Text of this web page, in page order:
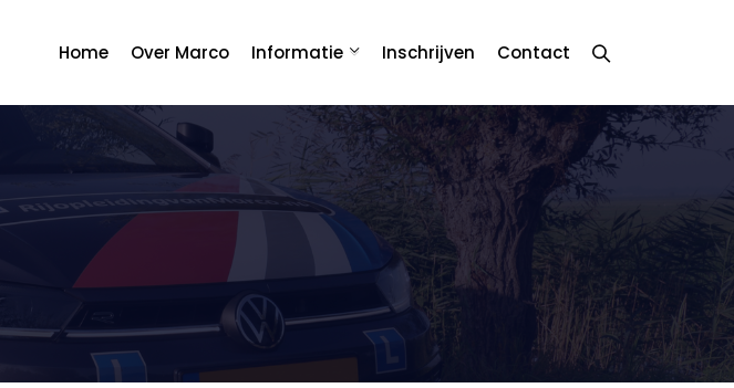
Home Over Marco Informatie Inschrijven Contact